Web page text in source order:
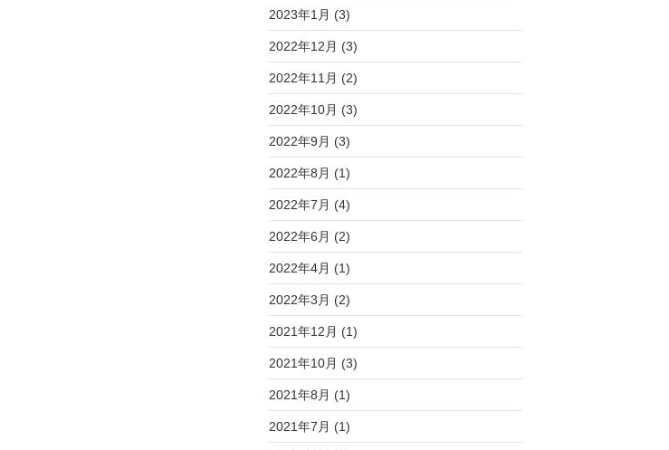
2023年1月 (3)
2022年12月 (3)
2022年11月 (2)
2022年10月 (3)
2022年9月 (3)
2022年8月 (1)
2022年7月 (4)
2022年6月 (2)
2022年4月 (1)
2022年3月 (2)
2021年12月 (1)
2021年10月 (3)
2021年8月 (1)
2021年7月 (1)